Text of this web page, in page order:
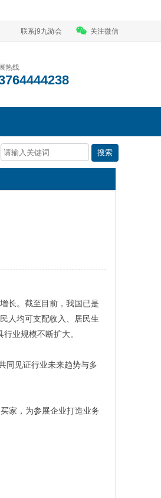
联系j9九游会 关注微信
热线
长。截至目前，我国已是
人均可支配收入、居民生
业规模不断扩大。
同见证行业未来趋势与多
家，为参展企业打造业务